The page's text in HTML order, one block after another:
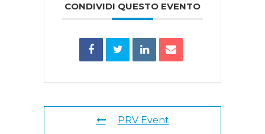
CONDIVIDI QUESTO EVENTO
PRV Event